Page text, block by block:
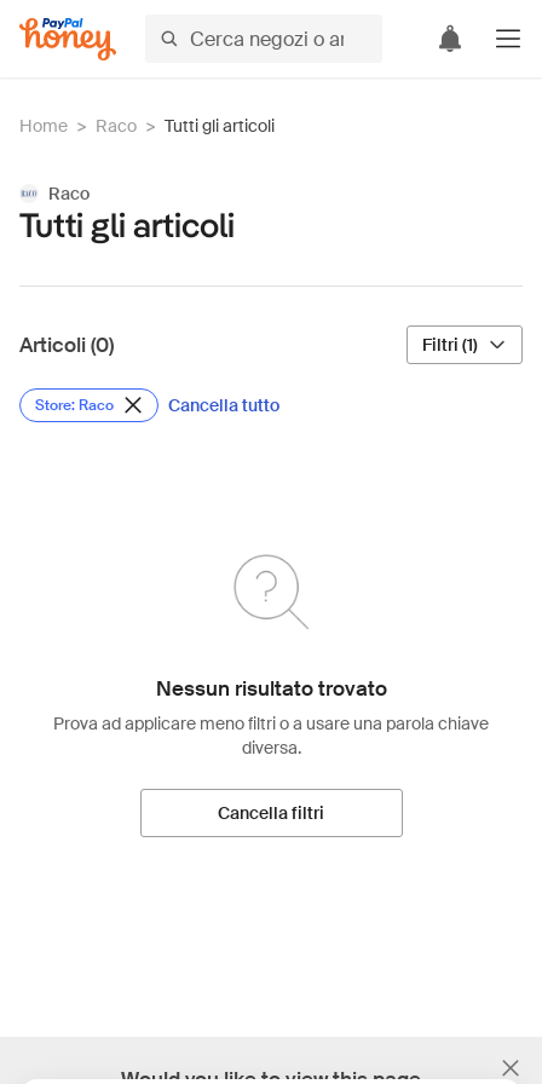
Home > Raco > Tutti gli articoli
Raco
Tutti gli articoli
Articoli (0) Filtri (1)
Store: Raco Cancella tutto
Nessun risultato trovato
Prova ad applicare meno filtri o a usare una parola chiave
diversa.
Cancella filtri